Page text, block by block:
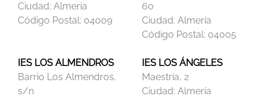
Ciudad: Almería
Código Postal: 04009
60
Ciudad: Almería
Código Postal: 04005
IES LOS ALMENDROS
Barrio Los Almendros,
s/n
IES LOS ÁNGELES
Maestría, 2
Ciudad: Almería